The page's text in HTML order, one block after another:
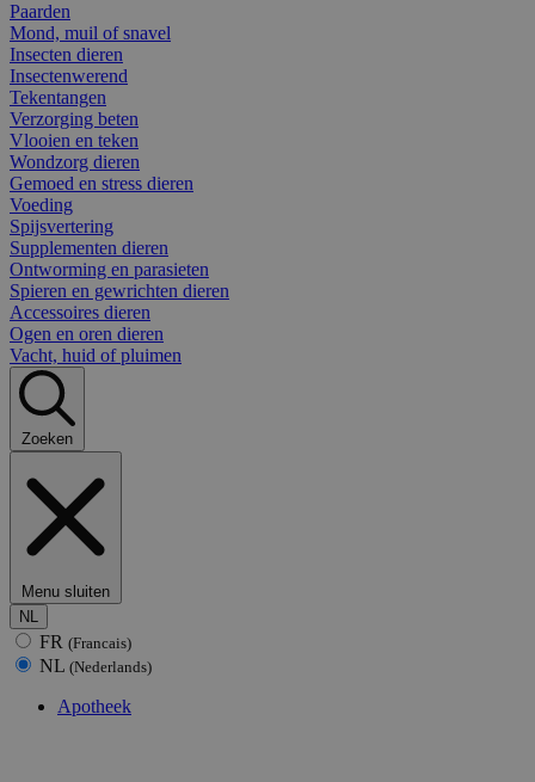
Paarden
Mond, muil of snavel
Insecten dieren
Insectenwerend
Tekentangen
Verzorging beten
Vlooien en teken
Wondzorg dieren
Gemoed en stress dieren
Voeding
Spijsvertering
Supplementen dieren
Ontworming en parasieten
Spieren en gewrichten dieren
Accessoires dieren
Ogen en oren dieren
Vacht, huid of pluimen
Zoeken
Menu sluiten
NL
FR (Francais)
NL (Nederlands)
Apotheek